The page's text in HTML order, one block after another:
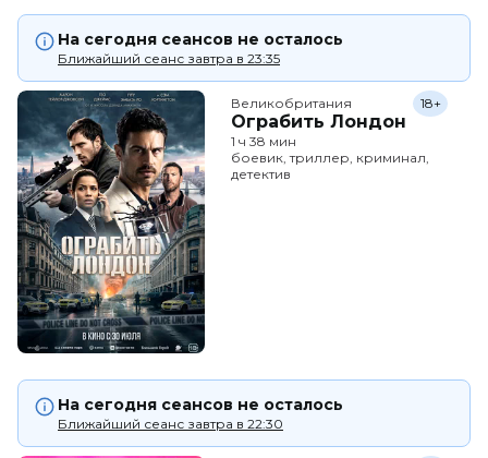
На сегодня сеансов не осталось
Ближайший сеанс завтра в 23:35
Великобритания
Ограбить Лондон
18+
1 ч 38 мин
боевик, триллер, криминал,
детектив
На сегодня сеансов не осталось
Ближайший сеанс завтра в 22:30